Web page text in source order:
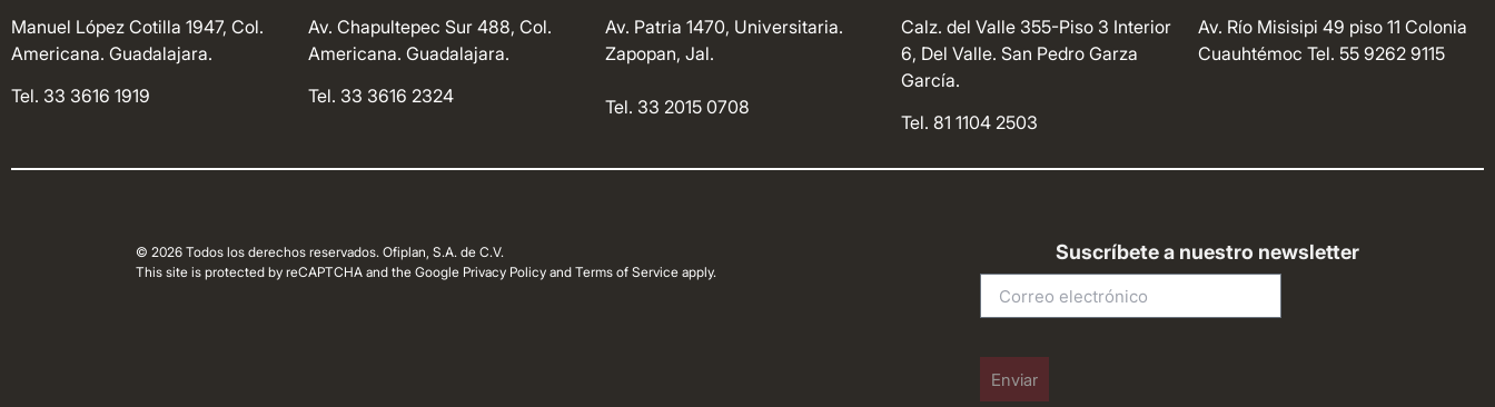
Manuel López Cotilla 1947, Col.
Americana. Guadalajara.
Tel. 33 3616 1919
Av. Chapultepec Sur 488, Col.
Americana. Guadalajara.
Tel. 33 3616 2324
Av. Patria 1470, Universitaria.
Zapopan, Jal.
Tel. 33 2015 0708
Calz. del Valle 355-Piso 3 Interior
6, Del Valle. San Pedro Garza
García.
Tel. 81 1104 2503
Av. Río Misisipi 49 piso 11 Colonia
CuauhtémocTel. 55 9262 9115
© 2026 Todos los derechos reservados. Ofiplan, S.A. de C.V.
This site is protected by reCAPTCHA and the Google Privacy Policy and Terms of Service apply.
Suscríbete a nuestro newsletter
Enviar